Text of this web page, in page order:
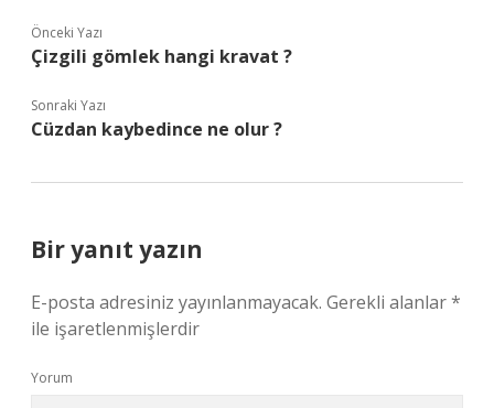
Önceki Yazı
Çizgili gömlek hangi kravat ?
Sonraki Yazı
Cüzdan kaybedince ne olur ?
Bir yanıt yazın
E-posta adresiniz yayınlanmayacak. Gerekli alanlar*
ile işaretlenmişlerdir
Yorum